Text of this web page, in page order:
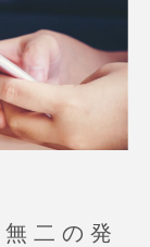
二の発